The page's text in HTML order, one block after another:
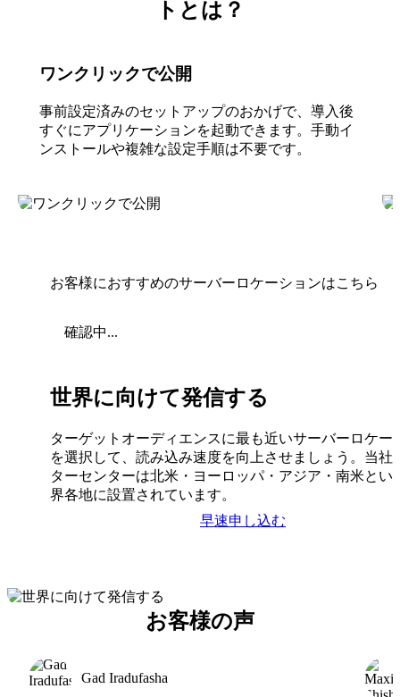
トとは？
ワンクリックで公開
事前設定済みのセットアップのおかげで、導入後
すぐにアプリケーションを起動できます。手動イ
ンストールや複雑な設定手順は不要です。
お客様におすすめのサーバーロケーションはこちら
確認中...
世界に向けて発信する
ターゲットオーディエンスに最も近いサーバーロケー
を選択して、読み込み速度を向上させましょう。当社
ターセンターは北米・ヨーロッパ・アジア・南米とい
界各地に設置されています。
早速申し込む
お客様の声
Gad Iradufasha